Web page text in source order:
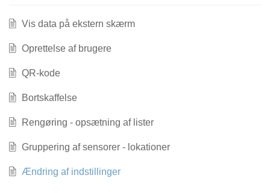
Vis data på ekstern skærm
Oprettelse af brugere
QR-kode
Bortskaffelse
Rengøring - opsætning af lister
Gruppering af sensorer - lokationer
Ændring af indstillinger